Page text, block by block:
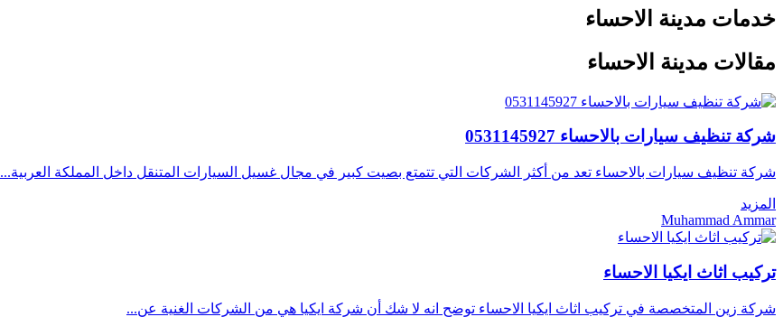
خدمات مدينة الاحساء
مقالات مدينة الاحساء
شركة تنظيف سيارات بالاحساء 0531145927
شركة تنظيف سيارات بالاحساء تعد من أكثر الشركات التي تتمتع بصيت كبير في مجال غسيل السيارات المتنقل داخل المملكة العربية...
المزيد
Muhammad Ammar
تركيب اثاث ايكيا الاحساء
شركة زين المتخصصة في تركيب اثاث ايكيا الاحساء توضح انه لا شك أن شركة ايكيا هي من الشركات الغنية عن...